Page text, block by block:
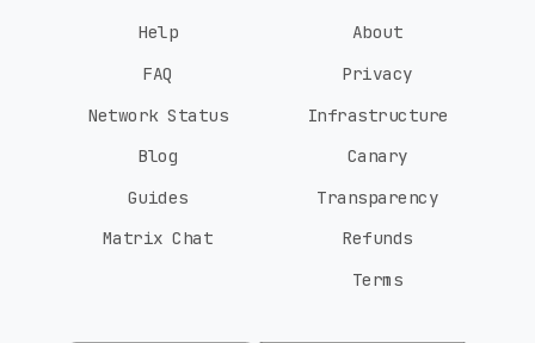
Help
FAQ
Network Status
Blog
Guides
Matrix Chat
About
Privacy
Infrastructure
Canary
Transparency
Refunds
Terms